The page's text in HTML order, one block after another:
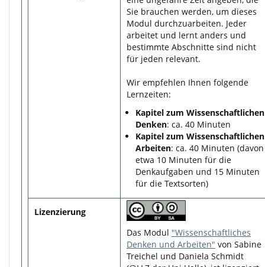
Sie brauchen werden, um dieses
Modul durchzuarbeiten. Jeder
arbeitet und lernt anders und
bestimmte Abschnitte sind nicht
für jeden relevant.
Wir empfehlen Ihnen folgende
Lernzeiten:
Kapitel zum Wissenschaftlichen
Denken: ca. 40 Minuten
Kapitel zum Wissenschaftlichen
Arbeiten: ca. 40 Minuten (davon
etwa 10 Minuten für die
Denkaufgaben und 15 Minuten
für die Textsorten)
Lizenzierung
Das Modul "Wissenschaftliches
Denken und Arbeiten" von Sabine
Treichel und Daniela Schmidt